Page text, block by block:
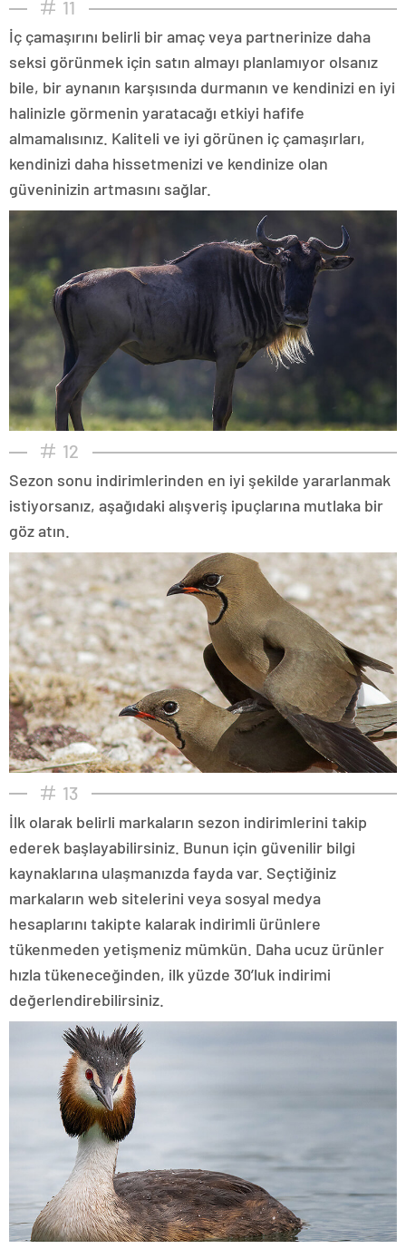
11
İç çamaşırını belirli bir amaç veya partnerinize daha
seksi görünmek için satın almayı planlamıyor olsanız
bile, bir aynanın karşısında durmanın ve kendinizi en iyi
halinizle görmenin yaratacağı etkiyi hafife
almamalısınız. Kaliteli ve iyi görünen iç çamaşırları,
kendinizi daha hissetmenizi ve kendinize olan
güveninizin artmasını sağlar.
12
Sezon sonu indirimlerinden en iyi şekilde yararlanmak
istiyorsanız, aşağıdaki alışveriş ipuçlarına mutlaka bir
göz atın.
13
İlk olarak belirli markaların sezon indirimlerini takip
ederek başlayabilirsiniz. Bunun için güvenilir bilgi
kaynaklarına ulaşmanızda fayda var. Seçtiğiniz
markaların web sitelerini veya sosyal medya
hesaplarını takipte kalarak indirimli ürünlere
tükenmeden yetişmeniz mümkün. Daha ucuz ürünler
hızla tükeneceğinden, ilk yüzde 30’luk indirimi
değerlendirebilirsiniz.